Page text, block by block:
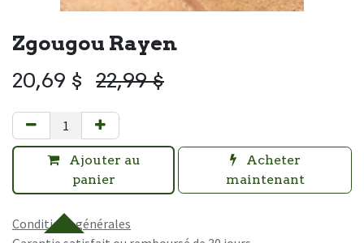
Zgougou Rayen
20,69 $ 22,99$
Ajouter au
panier
Acheter
maintenant
Conditions générales